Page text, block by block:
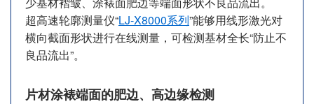
超高速轮廓测量仪“LJ-X8000系列”能够用线形激光对
横向截面形状进行在线测量，可检测基材全长“防止不
良品流出”。
片材涂裱端面的肥边、高边缘检测